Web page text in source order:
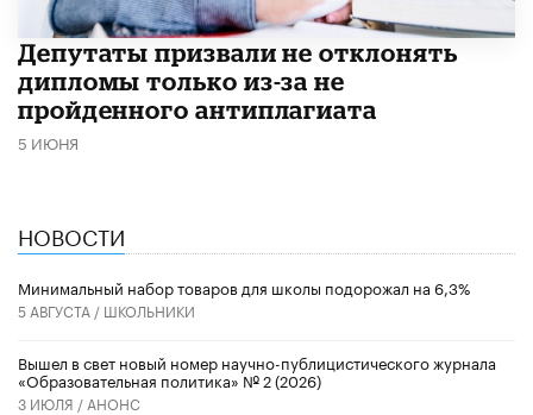
Депутаты призвали не отклонять
дипломы только из-за не
пройденного антиплагиата
5 ИЮНЯ
НОВОСТИ
Минимальный набор товаров для школы подорожал на 6,3%
5 АВГУСТА / ШКОЛЬНИКИ
Вышел в свет новый номер научно-публицистического журнала
«Образовательная политика» № 2 (2026)
3 ИЮЛЯ / АНОНС